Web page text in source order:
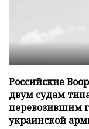
Российские
двум судам
перевозившим
украинской